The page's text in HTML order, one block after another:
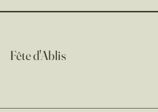
Fête d'Ablis